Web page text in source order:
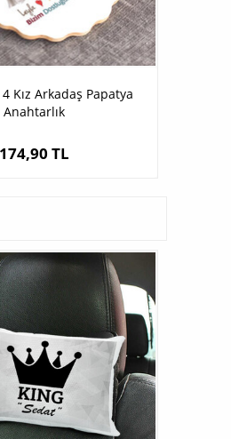
Kız Arkadaş Papatya
Anahtarlık
174,90 TL